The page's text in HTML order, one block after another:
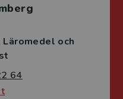
Läromedel och
64